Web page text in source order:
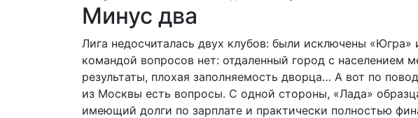
Минус два
Лига недосчиталась двух клубов: были исключены
командой вопросов нет: отдаленный город с населением
результаты, плохая заполняемость дворца… А вот по
из Москвы есть вопросы. С одной стороны, «Лада»
имеющий долги по зарплате и практически полностью